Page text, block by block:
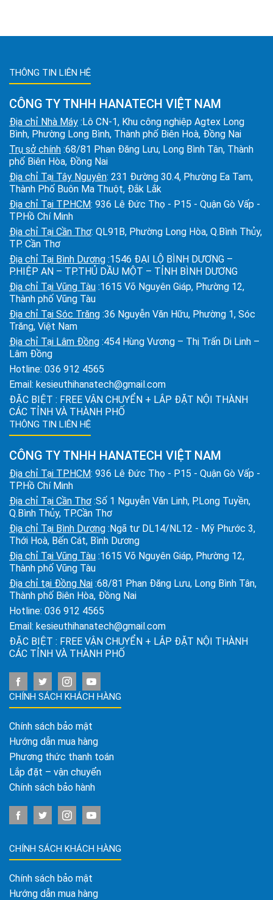
THÔNG TIN LIÊN HỆ
CÔNG TY TNHH HANATECH VIỆT NAM
Địa chỉ Nhà Máy :Lô CN-1, Khu công nghiệp Agtex Long
Bình, Phường Long Bình, Thành phố Biên Hoà, Đồng Nai
Trụ sở chính :68/81 Phan Đăng Lưu, Long Bình Tân, Thành
phố Biên Hòa, Đồng Nai
Địa chỉ Tại Tây Nguyên: 231 Đường 30.4, Phường Ea Tam,
Thành Phố Buôn Ma Thuột, Đắk Lắk
Địa chỉ Tại TPHCM: 936 Lê Đức Thọ - P15 - Quận Gò Vấp -
TP.Hồ Chí Minh
Địa chỉ Tại Cần Thơ: QL91B, Phường Long Hòa, Q.Bình Thủy,
TP. Cần Thơ
Địa chỉ Tại Bình Dương :1546 ĐẠI LỘ BÌNH DƯƠNG –
P.HIỆP AN – TP.THỦ DẦU MỘT – TỈNH BÌNH DƯƠNG
Địa chỉ Tại Vũng Tàu :1615 Võ Nguyên Giáp, Phường 12,
Thành phố Vũng Tàu
Địa chỉ Tại Sóc Trăng :36 Nguyễn Văn Hữu, Phường 1, Sóc
Trăng, Việt Nam
Địa chỉ Tại Lâm Đồng :454 Hùng Vương – Thị Trấn Di Linh –
Lâm Đồng
Hotline: 036 912 4565
Email: kesieuthihanatech@gmail.com
ĐẶC BIỆT : FREE VẬN CHUYỂN + LẮP ĐẶT NỘI THÀNH
CÁC TỈNH VÀ THÀNH PHỐ
THÔNG TIN LIÊN HỆ
CÔNG TY TNHH HANATECH VIỆT NAM
Địa chỉ Tại TPHCM: 936 Lê Đức Thọ - P15 - Quận Gò Vấp -
TP.Hồ Chí Minh
Địa chỉ Tại Cần Thơ :Số 1 Nguyễn Văn Linh, P.Long Tuyền,
Q.Bình Thủy, TP.Cần Thơ
Địa chỉ Tại Bình Dương :Ngã tư DL14/NL12 - Mỹ Phước 3,
Thới Hoà, Bến Cát, Bình Dương
Địa chỉ Tại Vũng Tàu :1615 Võ Nguyên Giáp, Phường 12,
Thành phố Vũng Tàu
Địa chỉ tại Đồng Nai :68/81 Phan Đăng Lưu, Long Bình Tân,
Thành phố Biên Hòa, Đồng Nai
Hotline: 036 912 4565
Email: kesieuthihanatech@gmail.com
ĐẶC BIỆT : FREE VẬN CHUYỂN + LẮP ĐẶT NỘI THÀNH
CÁC TỈNH VÀ THÀNH PHỐ
CHÍNH SÁCH KHÁCH HÀNG
Chính sách bảo mật
Hướng dẫn mua hàng
Phương thức thanh toán
Lắp đặt – vận chuyển
Chính sách bảo hành
CHÍNH SÁCH KHÁCH HÀNG
Chính sách bảo mật
Hướng dẫn mua hàng